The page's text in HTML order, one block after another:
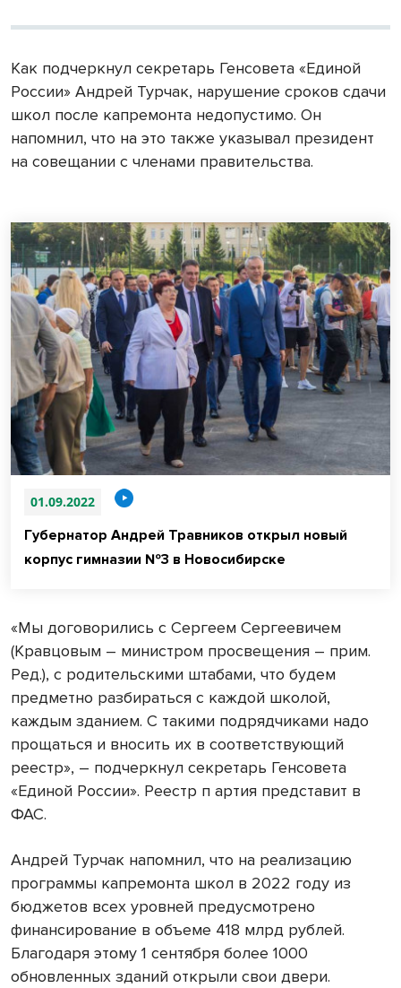
Как подчеркнул секретарь Генсовета «Единой
России» Андрей Турчак, нарушение сроков сдачи
школ после капремонта недопустимо. Он
напомнил, что на это также указывал президент
на совещании с членами правительства.
01.09.2022
Губернатор Андрей Травников открыл новый
корпус гимназии №3 в Новосибирске
«Мы договорились с Сергеем Сергеевичем
(Кравцовым – министром просвещения – прим.
Ред.), с родительскими штабами, что будем
предметно разбираться с каждой школой,
каждым зданием. С такими подрядчиками надо
прощаться и вносить их в соответствующий
реестр», – подчеркнул секретарь Генсовета
«Единой России». Реестр п артия представит в
ФАС.
Андрей Турчак напомнил, что на реализацию
программы капремонта школ в 2022 году из
бюджетов всех уровней предусмотрено
финансирование в объеме 418 млрд рублей.
Благодаря этому 1 сентября более 1000
обновленных зданий открыли свои двери.